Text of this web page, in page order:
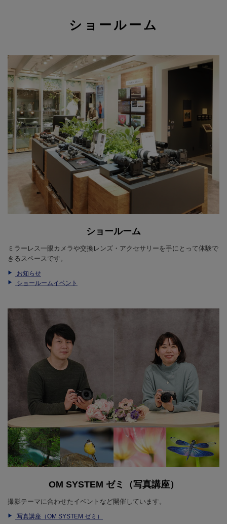
ショールーム
ショールーム
ミラーレス一眼カメラや交換レンズ・アクセサリーを手にとって体験で
きるスペースです。
お知らせ
ショールームイベント
OM SYSTEM ゼミ（写真講座）
撮影テーマに合わせたイベントなど開催しています。
写真講座（OM SYSTEM ゼミ）